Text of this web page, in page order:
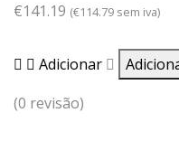
€141.19 (€114.79 sem iva)
Adicionar
(0 revisão)